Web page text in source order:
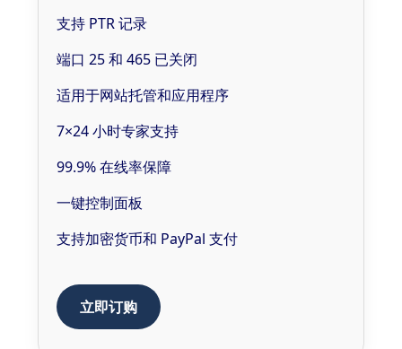
支持 PTR 记录
端口 25 和 465 已关闭
适用于网站托管和应用程序
7×24 小时专家支持
99.9% 在线率保障
一键控制面板
支持加密货币和 PayPal 支付
立即订购